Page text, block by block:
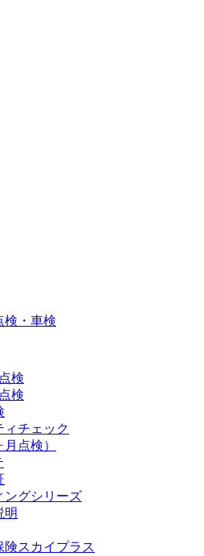
検・車検
検
検
ィチェック
点検）
ングシリーズ
明
険スカイプラス